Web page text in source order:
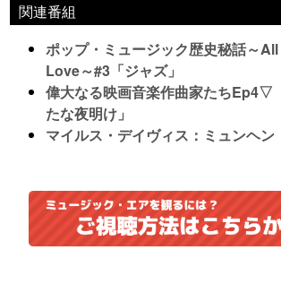
関連番組
ポップ・ミュージック歴史秘話～
Love～#3「ジャズ」
偉大なる映画音楽作曲家たちEp4▽
たな夜明け」
マイルス・デイヴィス：ミュンヘン